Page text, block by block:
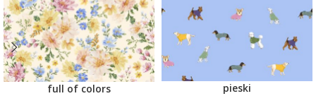
full of colors pieski